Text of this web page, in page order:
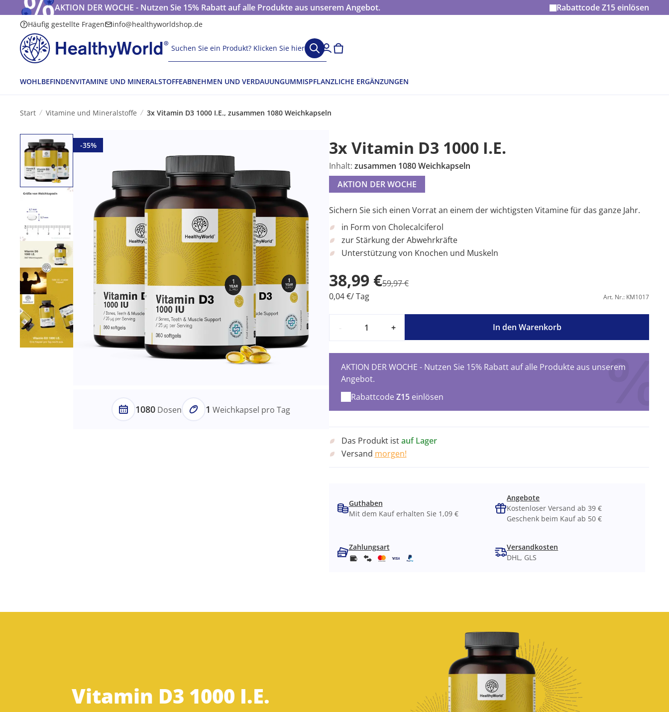
AKTION DER WOCHE - Nutzen Sie 15% Rabatt auf alle Produkte aus unserem Angebot. RabattcodeZ15einlösen
Häufig gestellte Fragen info@healthyworldshop.de
Suchen Sie ein Produkt? Klicken Sie hier
WOHLBEFINDENVITAMINE UND MINERALSTOFFEABNEHMEN UND VERDAUUNGUMMISPFLANZLICHE ERGÄNZUNGEN
Start Vitamine und Mineralstoffe 3x Vitamin D3 1000 I.E., zusammen 1080 Weichkapseln
-35%
1080 Dosen 1 Weichkapsel pro Tag
3x Vitamin D3 1000 I.E.
Inhalt: zusammen 1080 Weichkapseln
AKTION DER WOCHE
Sichern Sie sich einen Vorrat an einem der wichtigsten Vitamine für das ganze Jahr.
in Form von Cholecalciferol
zur Stärkung der Abwehrkräfte
Unterstützung von Knochen und Muskeln
38,99 €59,97 €
0,04 €/ Tag
Art. Nr.: KM1017
+ In den Warenkorb
AKTION DER WOCHE - Nutzen Sie 15% Rabatt auf alle Produkte aus unserem
Angebot.
Rabattcode Z15einlösen
Das Produkt istauf Lager
Versand morgen!
Guthaben
Mit dem Kauf erhalten Sie 1,09 €
Angebote
Kostenloser Versand ab 39 €
Geschenk beim Kauf ab 50 €
Zahlungsart
Versandkosten
DHL, GLS
Vitamin D3 1000 I.E.